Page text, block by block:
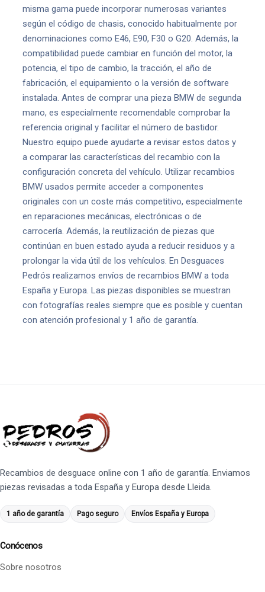
misma gama puede incorporar numerosas variantes
según el código de chasis, conocido habitualmente por
denominaciones como E46, E90, F30 o G20. Además, la
compatibilidad puede cambiar en función del motor, la
potencia, el tipo de cambio, la tracción, el año de
fabricación, el equipamiento o la versión de software
instalada. Antes de comprar una pieza BMW de segunda
mano, es especialmente recomendable comprobar la
referencia original y facilitar el número de bastidor.
Nuestro equipo puede ayudarte a revisar estos datos y
a comparar las características del recambio con la
configuración concreta del vehículo. Utilizar recambios
BMW usados permite acceder a componentes
originales con un coste más competitivo, especialmente
en reparaciones mecánicas, electrónicas o de
carrocería. Además, la reutilización de piezas que
continúan en buen estado ayuda a reducir residuos y a
prolongar la vida útil de los vehículos. En Desguaces
Pedrós realizamos envíos de recambios BMW a toda
España y Europa. Las piezas disponibles se muestran
con fotografías reales siempre que es posible y cuentan
con atención profesional y 1 año de garantía.
Recambios de desguace online con 1 año de garantía. Enviamos
piezas revisadas a toda España y Europa desde Lleida.
1 año de garantía Pago seguro Envíos España y Europa
Conócenos
Sobre nosotros